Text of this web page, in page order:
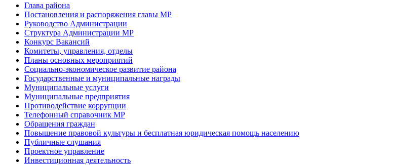
Глава района
Постановления и распоряжения главы МР
Руководство Администрации
Структура Администрации МР
Конкурс Вакансий
Комитеты, управления, отделы
Планы основных мероприятий
Социально-экономическое развитие района
Государственные и муниципальные награды
Муниципальные услуги
Муниципальные предприятия
Противодействие коррупции
Телефонный справочник МР
Обращения граждан
Повышение правовой культуры и бесплатная юридическая помощь населению
Публичные слушания
Проектное управление
Инвестиционная деятельность